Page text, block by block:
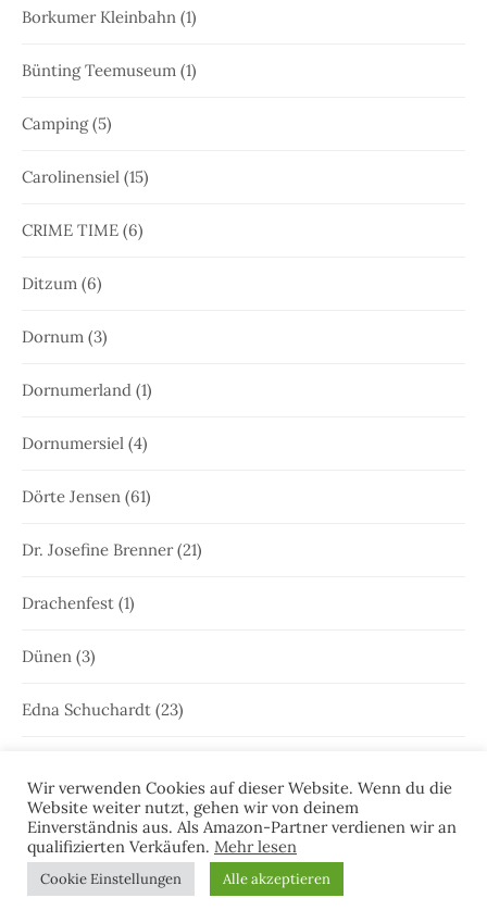
Borkumer Kleinbahn (1)
Bünting Teemuseum (1)
Camping(5)
Carolinensiel (15)
CRIME TIME (6)
Ditzum (6)
Dornum (3)
Dornumerland (1)
Dornumersiel (4)
Dörte Jensen (61)
Dr. Josefine Brenner(21)
Drachenfest (1)
Dünen (3)
Edna Schuchardt (23)
Elke Bergsma(1)
Elke Nansen (54)
Wir verwenden Cookies auf dieser Website. Wenn du die
Website weiter nutzt, gehen wir von deinem
Einverständnis aus. Als Amazon-Partner verdienen wir an
qualifizierten Verkäufen. Mehr lesen
Cookie Einstellungen Alle akzeptieren